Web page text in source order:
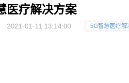
医疗解决方案
2021-01-11 13:14:00 5G智慧医疗解